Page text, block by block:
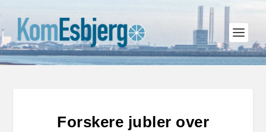
Forskere jubler over